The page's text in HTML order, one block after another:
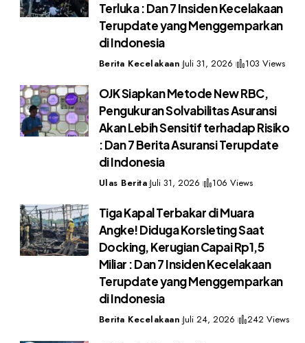
Terluka : Dan 7 Insiden Kecelakaan
Terupdate yang Menggemparkan
di Indonesia
Berita Kecelakaan Juli 31, 2026 103 Views
OJK Siapkan Metode New RBC,
Pengukuran Solvabilitas Asuransi
Akan Lebih Sensitif terhadap Risiko
: Dan 7 Berita Asuransi Terupdate
di Indonesia
Ulas Berita Juli 31, 2026 106 Views
Tiga Kapal Terbakar di Muara
Angke! Diduga Korsleting Saat
Docking, Kerugian Capai Rp1,5
Miliar : Dan 7 Insiden Kecelakaan
Terupdate yang Menggemparkan
di Indonesia
Berita Kecelakaan Juli 24, 2026 242 Views